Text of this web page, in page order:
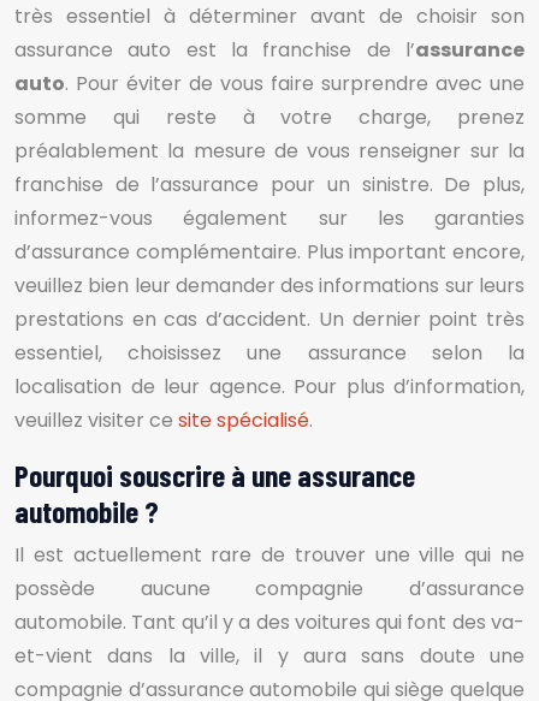
très essentiel à déterminer avant de choisir son
assurance auto est la franchise de l’assurance
auto. Pour éviter de vous faire surprendre avec une
somme qui reste à votre charge, prenez
préalablement la mesure de vous renseigner sur la
franchise de l’assurance pour un sinistre. De plus,
informez-vous également sur les garanties
d’assurance complémentaire. Plus important encore,
veuillez bien leur demander des informations sur leurs
prestations en cas d’accident. Un dernier point très
essentiel, choisissez une assurance selon la
localisation de leur agence. Pour plus d’information,
veuillez visiter ce site spécialisé.
Pourquoi souscrire à une assurance
automobile ?
Il est actuellement rare de trouver une ville qui ne
possède aucune compagnie d’assurance
automobile. Tant qu’il y a des voitures qui font des va-
et-vient dans la ville, il y aura sans doute une
compagnie d’assurance automobile qui siège quelque